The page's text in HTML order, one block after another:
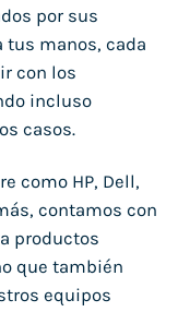
por sus
tus manos, cada
con los
incluso
casos.
como HP, Dell,
contamos con
productos
que también
equipos